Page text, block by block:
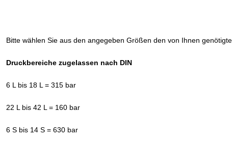
Bitte wählen Sie aus den angegeben Größen den von Ihnen
Druckbereiche zugelassen nach DIN
6 L bis 18 L = 315 bar
22 L bis 42 L = 160 bar
6 S bis 14 S = 630 bar